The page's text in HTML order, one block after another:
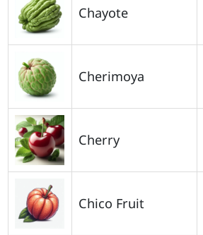
Chayote
Cherimoya
Cherry
Chico Fruit